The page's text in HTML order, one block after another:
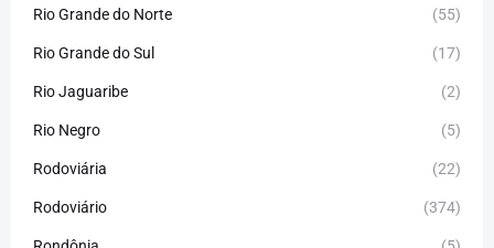
Rio Grande do Norte (55)
Rio Grande do Sul (17)
Rio Jaguaribe (2)
Rio Negro (5)
Rodoviária (22)
Rodoviário (374)